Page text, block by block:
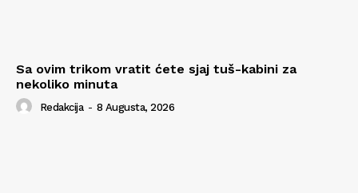
Sa ovim trikom vratit ćete sjaj tuš-kabini za
nekoliko minuta
Redakcija - 8 Augusta, 2026